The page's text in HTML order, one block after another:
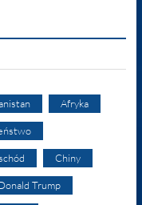
Afryka
Chiny
Trump